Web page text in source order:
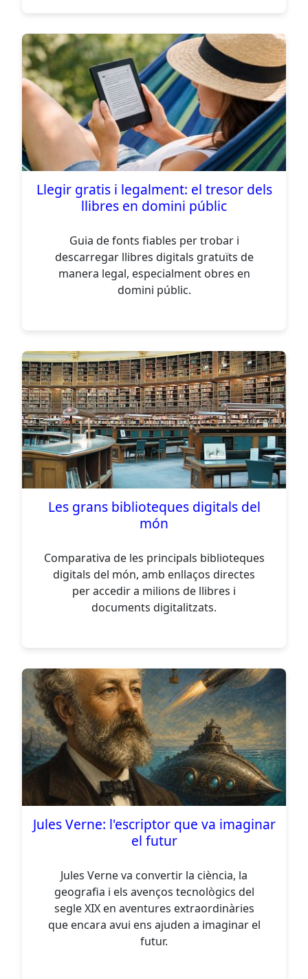
Llegir gratis i legalment: el tresor dels
llibres en domini públic
Guia de fonts fiables per trobar i
descarregar llibres digitals gratuïts de
manera legal, especialment obres en
domini públic.
Les grans biblioteques digitals del
món
Comparativa de les principals biblioteques
digitals del món, amb enllaços directes
per accedir a milions de llibres i
documents digitalitzats.
Jules Verne: l'escriptor que va imaginar
el futur
Jules Verne va convertir la ciència, la
geografia i els avenços tecnològics del
segle XIX en aventures extraordinàries
que encara avui ens ajuden a imaginar el
futur.